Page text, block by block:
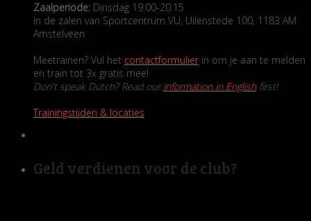
Zaalperiode: Dinsdag 19:00-20.15
In de zalen van Sportcentrum VU, Uilenstede 100, 1183 AM
Amstelveen
Meetrainen? Vul het contactformulierin om je aan te melden
en train tot 3x gratis mee!
Don't speak Dutch? Read ourinformation in Englishfirst!
Trainingstijden & locaties
Geld verdienen voor de club?